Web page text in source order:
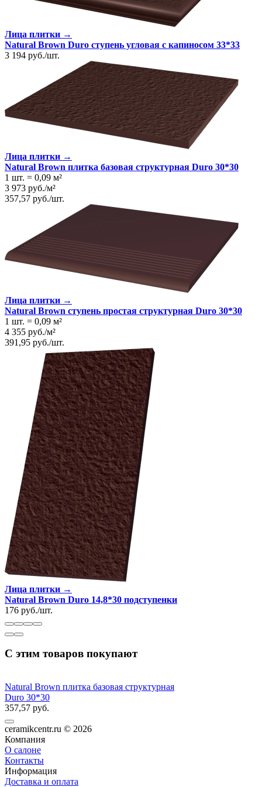
Лица плитки →
Natural Brown Duro ступень угловая с капиносом 33*33
3 194 руб./шт.
Лица плитки →
Natural Brown плитка базовая структурная Duro 30*30
1 шт. = 0,09 м²
3 973 руб./м²
357,57 руб./шт.
Лица плитки →
Natural Brown ступень простая структурная Duro 30*30
1 шт. = 0,09 м²
4 355 руб./м²
391,95 руб./шт.
Лица плитки →
Natural Brown Duro 14,8*30 подступенки
176 руб./шт.
С этим товаров покупают
Natural Brown плитка базовая структурная
Duro 30*30
357,57 руб.
ceramikcentr.ru © 2026
Компания
О салоне
Контакты
Информация
Доставка и оплата